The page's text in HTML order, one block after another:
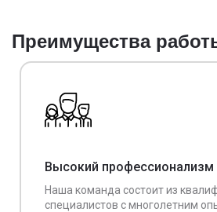
Преимущества
Высокий профессионализм
Наша команда состоит из
специалистов с многолетним